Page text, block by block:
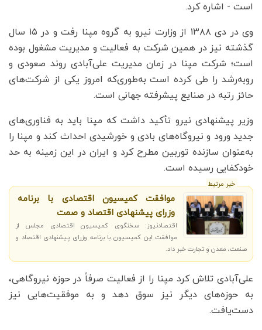
است - اشاره کرد.
وی در دی ۱۳۸۸ از وزارت نیرو به گروه مپنا رفت و در ۱۵ سال
گذشته نیز در همین شرکت به فعالیت و مدیریت مشغول بوده
است؛ شرکت مپنا در زمان مدیریت علی‌آبادی روند صعودی و
روبه‌رشد را طی کرده است به‌طوری‌که امروز یکی از شرکت‌های
حائز رتبه در صنایع پیشرفته جهانی است.
وزیر پیشنهادی نیرو تأکید داشت که مپنا باید به فناوری‌های
جدید ورود و نیروگاه‌های بادی و خورشیدی احداث کند و مپنا را
به‌عنوان سازنده توربین مطرح کرد و ایران در این زمینه به حد
خودکفایی رسیده است.
خبر مرتبط
موافقت کمیسیون اقتصادی با برنامه‌
وزرای پیشنهادی اقتصاد و صمت
اقتصادنیوز: سخنگوی کمیسیون اقتصادی مجلس از
موافقت این کمیسیون با برنامه وزرای پیشنهادی اقتصاد و
صنعت، معدن و تجارت خبر داد.
علی‌آبادی تلاش کرد مپنا را از فعالیت صرفاً در حوزه نیروگاهی،
به حوزه‌های دیگر نیز سوق دهد و به موفقیت‌هایی نیز
دست‌یافت.